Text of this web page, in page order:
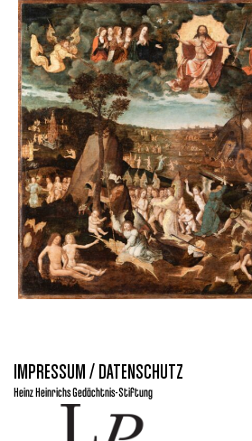
IMPRESSUM / DATENSCHUTZ
Heinz Heinrichs Gedächtnis-Stiftung